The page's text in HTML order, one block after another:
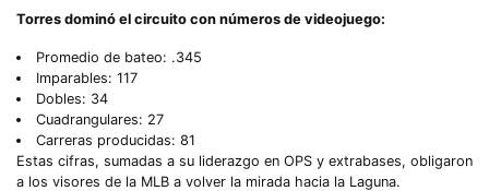
Torres dominó el circuito con números de videojuego:
Promedio de bateo: .345
Imparables: 117
Dobles: 34
Cuadrangulares: 27
Carreras producidas: 81
Estas cifras, sumadas a su liderazgo en OPS y extrabases, obligaron
a los visores de la MLB a volver la mirada hacia la Laguna.